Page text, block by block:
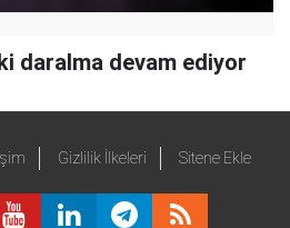
daralma devam ediyor
Gizlilik İlkeleri Sitene Ekle